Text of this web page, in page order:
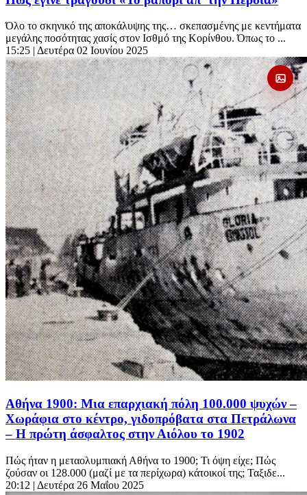
Όλο το σκηνικό της αποκάλυψης της… σκεπασμένης με κεντήματα
μεγάλης ποσότητας χασίς στον Ισθμό της Κορίνθου. Όπως το ...
15:25 | Δευτέρα 02 Ιουνίου 2025
Αθήνα 1900: Μια επαρχιακή πόλη 100.000 ψυχών –
Χωράφια στο κέντρο, γιδοπρόβατα στα Πετράλωνα
– Η πρώτη άσφαλτος στην Αιόλου το 1902
Πώς ήταν η μεταολυμπιακή Αθήνα το 1900; Τι όψη είχε; Πώς
ζούσαν οι 128.000 (μαζί με τα περίχωρα) κάτοικοί της; Ταξιδε...
20:12 | Δευτέρα 26 Μαΐου 2025